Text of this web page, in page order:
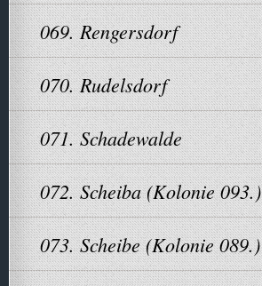
069. Rengersdorf
070. Rudelsdorf
071. Schadewalde
072. Scheiba (Kolonie 093.)
073. Scheibe (Kolonie 089.)